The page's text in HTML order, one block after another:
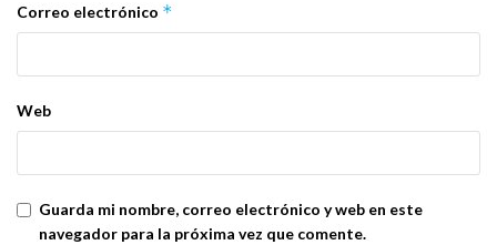
Correo electrónico *
Web
Guarda mi nombre, correo electrónico y web en este
navegador para la próxima vez que comente.